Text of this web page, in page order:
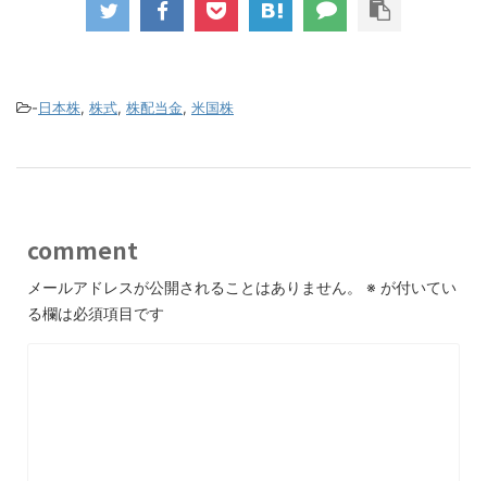
-日本株, 株式, 株配当金, 米国株
comment
メールアドレスが公開されることはありません。 ※ が付いてい
る欄は必須項目です